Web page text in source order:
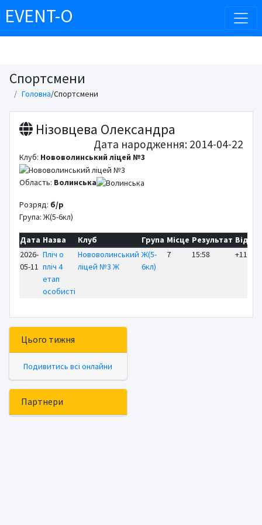
EVENT-O
Спортсмени
Головна/Спортсмени
Нізовцева Олександра
Дата народження: 2014-04-22
Клуб: Нововолинський ліцей №3
Область: Волинська
Розряд: б/р
Група: Ж(5-6кл)
Дата Назва Клуб Група Місце Результат Відст
2026-
05-11
Пліч о
пліч 4
етап
особисті
Нововолинський
ліцей №3 Ж
Ж(5-
6кл)
7 15:58 +11:03
Цього тижня
Подивитись всі онлайни
Партнери